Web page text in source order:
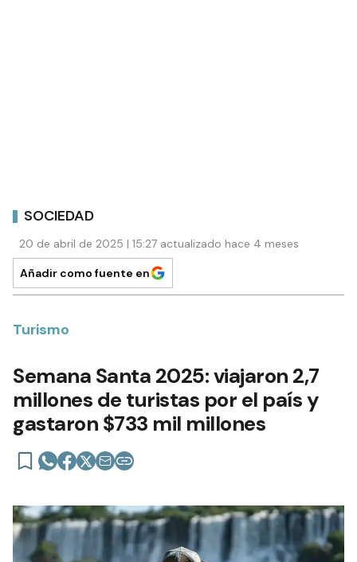
SOCIEDAD
20 de abril de 2025 | 15:27 actualizado hace 4 meses
Añadir como fuente en
Turismo
Semana Santa 2025: viajaron 2,7
millones de turistas por el país y
gastaron $733 mil millones